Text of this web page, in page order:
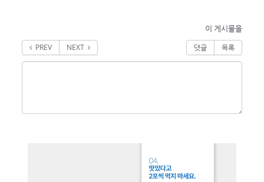
이 게시물을
PREV NEXT 댓글 목록